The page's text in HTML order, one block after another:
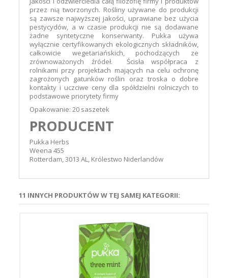
przez nią tworzonych. Rośliny używane do produkcji
są zawsze najwyższej jakości, uprawiane bez użycia
pestycydów, a w czasie produkcji nie są dodawane
żadne syntetyczne konserwanty. Pukka używa
wyłącznie certyfikowanych ekologicznych składników,
całkowicie wegetariańskich, pochodzących ze
zrównoważonych źródeł. Ścisła współpraca z
rolnikami przy projektach mających na celu ochronę
zagrożonych gatunków roślin oraz troska o dobre
kontakty i uczciwe ceny dla spółdzielni rolniczych to
podstawowe priorytety firmy
Opakowanie: 20 saszetek
PRODUCENT
Pukka Herbs
Weena 455
Rotterdam, 3013 AL, Królestwo Niderlandów
11 INNYCH PRODUKTÓW W TEJ SAMEJ KATEGORII: